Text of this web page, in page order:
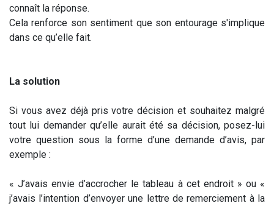
connaît la réponse.
Cela renforce son sentiment que son entourage s'implique
dans ce qu’elle fait.
La solution
Si vous avez déjà pris votre décision et souhaitez malgré
tout lui demander qu’elle aurait été sa décision, posez-lui
votre question sous la forme d’une demande d’avis, par
exemple :
« J’avais envie d’accrocher le tableau à cet endroit » ou «
j’avais l’intention d’envoyer une lettre de remerciement à la